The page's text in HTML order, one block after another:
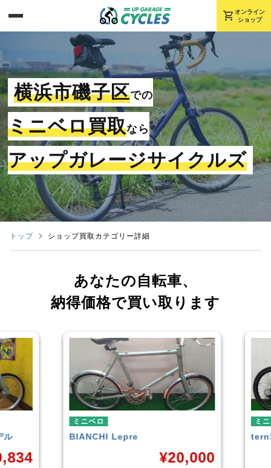
shopping_cart オンライン
ショップ
横浜市磯子区での
ミニベロ買取なら
アップガレージサイクルズ
トップ ショップ買取カテゴリー詳細
あなたの自転車、
納得価格で買い取ります
ミニベロ
ternSURGE 2021年モデル
¥33,249